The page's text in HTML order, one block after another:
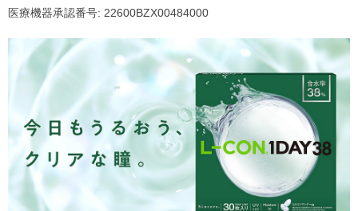
医療機器承認番号: 22600BZX00484000